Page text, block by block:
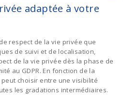
adaptée à votre
respect de la vie privée que
de suivi et de localisation,
de la vie privée dès la phase de
au GDPR. En fonction de la
choisir entre une visibilité
les gradations intermédiaires.